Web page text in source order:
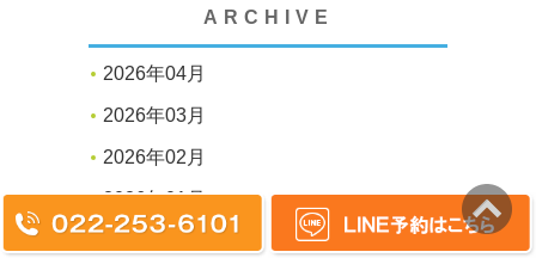
ARCHIVE
2026年04月
2026年03月
2026年02月
2026年01月
2025年10月